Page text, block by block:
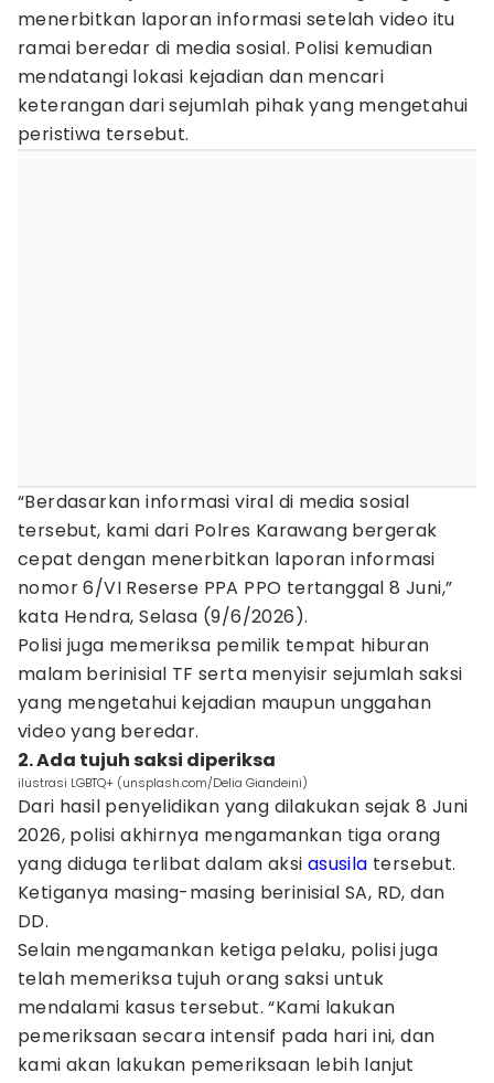
menerbitkan laporan informasi setelah video itu
ramai beredar di media sosial. Polisi kemudian
mendatangi lokasi kejadian dan mencari
keterangan dari sejumlah pihak yang mengetahui
peristiwa tersebut.
“Berdasarkan informasi viral di media sosial
tersebut, kami dari Polres Karawang bergerak
cepat dengan menerbitkan laporan informasi
nomor 6/VI Reserse PPA PPO tertanggal 8 Juni,”
kata Hendra, Selasa (9/6/2026).
Polisi juga memeriksa pemilik tempat hiburan
malam berinisial TF serta menyisir sejumlah saksi
yang mengetahui kejadian maupun unggahan
video yang beredar.
2. Ada tujuh saksi diperiksa
ilustrasi LGBTQ+ (unsplash.com/Delia Giandeini)
Dari hasil penyelidikan yang dilakukan sejak 8 Juni
2026, polisi akhirnya mengamankan tiga orang
yang diduga terlibat dalam aksi asusila tersebut.
Ketiganya masing-masing berinisial SA, RD, dan
DD.
Selain mengamankan ketiga pelaku, polisi juga
telah memeriksa tujuh orang saksi untuk
mendalami kasus tersebut. “Kami lakukan
pemeriksaan secara intensif pada hari ini, dan
kami akan lakukan pemeriksaan lebih lanjut